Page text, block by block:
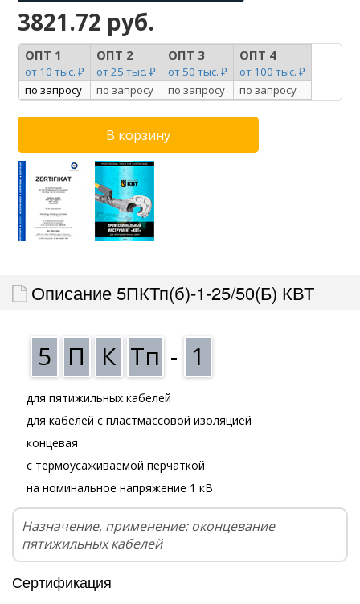
3821.72 руб.
ОПТ 1
от 10 тыс. ₽
ОПТ 2
от 25 тыс. ₽
ОПТ 3
от 50 тыс. ₽
ОПТ 4
от 100 тыс. ₽
по запросу
по запросу по запросу по запросу
Описание 5ПКТп(б)-1-25/50(Б) КВТ
5 П К Тп - 1
для пятижильных кабелей
для кабелей с пластмассовой изоляцией
концевая
с термоусаживаемой перчаткой
на номинальное напряжение 1 кВ
Назначение, применение: оконцевание
пятижильных кабелей
Сертификация